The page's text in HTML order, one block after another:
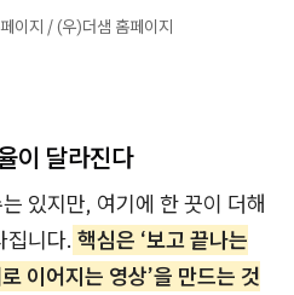
이지 / (우)더샘 홈페이지
이 달라진다
있지만, 여기에 한 끗이 더해
집니다. 핵심은 ‘보고 끝나는
이어지는 영상’을 만드는 것